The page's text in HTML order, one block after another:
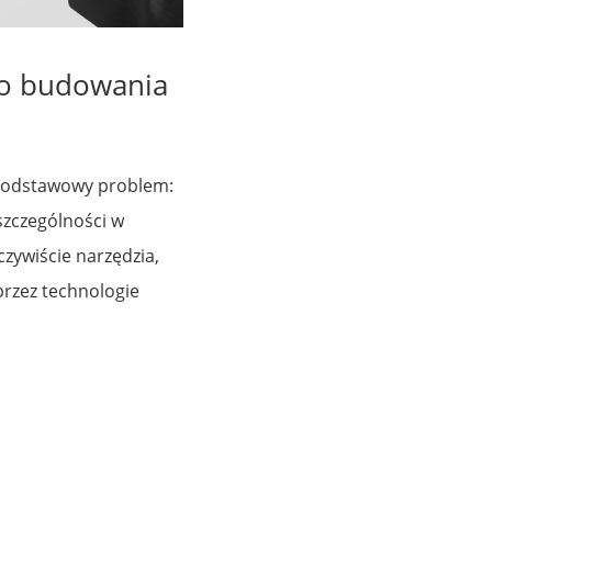
budowania
problem:
w
narzędzia,
technologie